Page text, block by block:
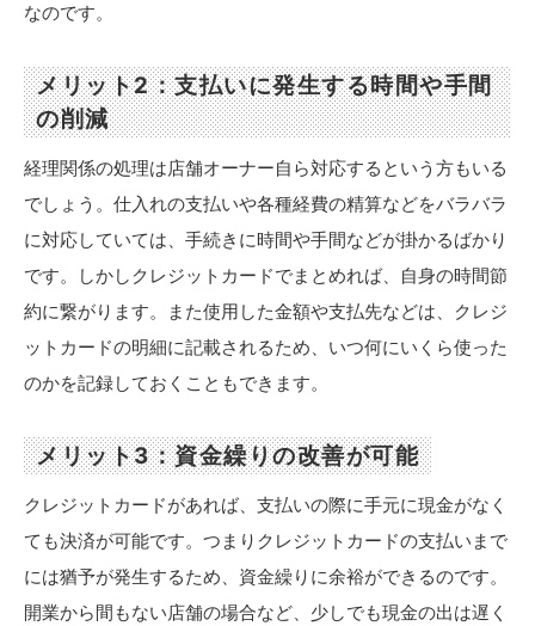
なのです。
メリット2：支払いに発生する時間や手間
の削減
経理関係の処理は店舗オーナー自ら対応するという方もいる
でしょう。仕入れの支払いや各種経費の精算などをバラバラ
に対応していては、手続きに時間や手間などが掛かるばかり
です。しかしクレジットカードでまとめれば、自身の時間節
約に繋がります。また使用した金額や支払先などは、クレジ
ットカードの明細に記載されるため、いつ何にいくら使った
のかを記録しておくこともできます。
メリット3：資金繰りの改善が可能
クレジットカードがあれば、支払いの際に手元に現金がなく
ても決済が可能です。つまりクレジットカードの支払いまで
には猶予が発生するため、資金繰りに余裕ができるのです。
開業から間もない店舗の場合など、少しでも現金の出は遅く